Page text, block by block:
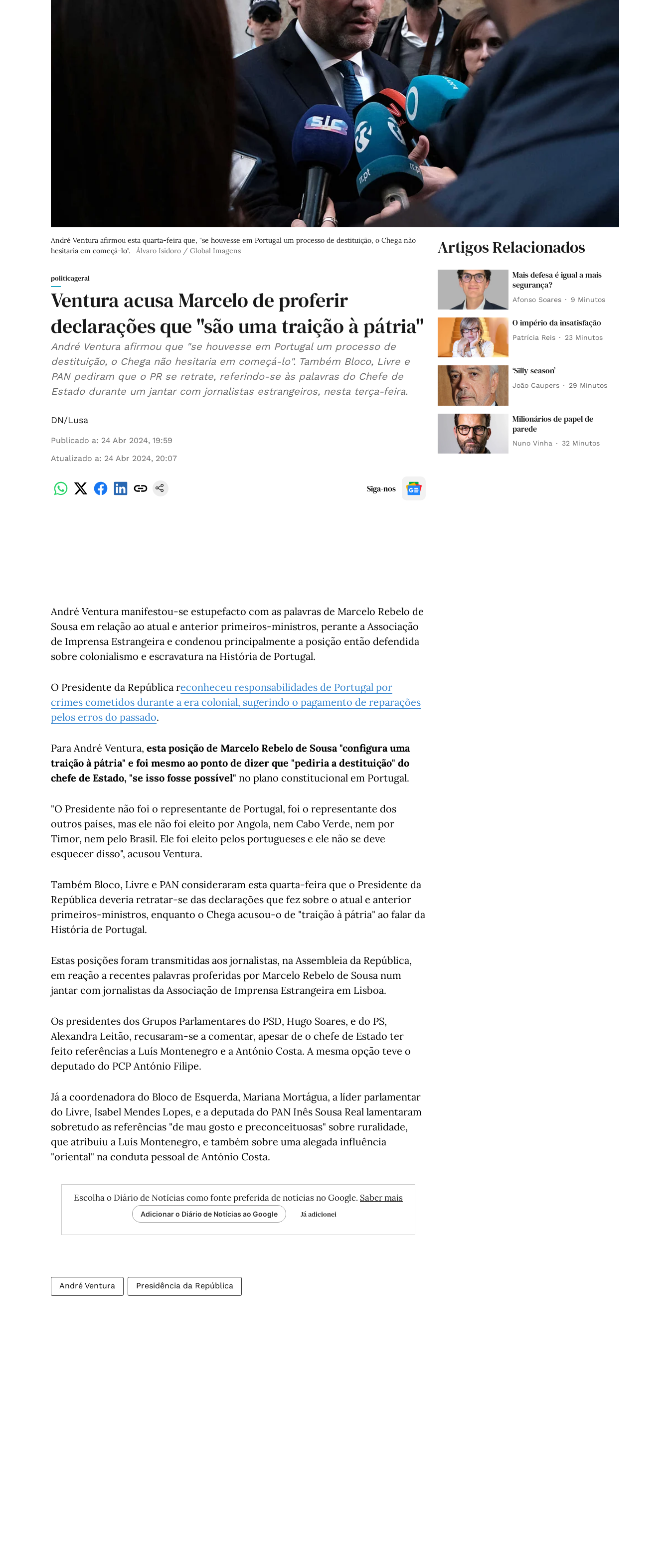
André Ventura afirmou esta quarta-feira que, "se houvesse em Portugal um processo de destituição, o Chega não
hesitaria em começá-lo".
Álvaro Isidoro / Global Imagens
politicageral
Ventura acusa Marcelo de proferir
declarações que "são uma traição à pátria"
André Ventura afirmou que "se houvesse em Portugal um processo de
destituição, o Chega não hesitaria em começá-lo". Também Bloco, Livre e
PAN pediram que o PR se retrate, referindo-se às palavras do Chefe de
Estado durante um jantar com jornalistas estrangeiros, nesta terça-feira.
DN/Lusa
Publicado a: 24 Abr 2024, 19:59
Atualizado a: 24 Abr 2024, 20:07
Siga-nos
André Ventura manifestou-se estupefacto com as palavras de Marcelo Rebelo de
Sousa em relação ao atual e anterior primeiros-ministros, perante a Associação
de Imprensa Estrangeira e condenou principalmente a posição então defendida
sobre colonialismo e escravatura na História de Portugal.
O Presidente da República reconheceu responsabilidades de Portugal por
crimes cometidos durante a era colonial, sugerindo o pagamento de reparações
pelos erros do passado.
Para André Ventura, esta posição de Marcelo Rebelo de Sousa "configura uma
traição à pátria" e foi mesmo ao ponto de dizer que "pediria a destituição" do
chefe de Estado, "se isso fosse possível" no plano constitucional em Portugal.
"O Presidente não foi o representante de Portugal, foi o representante dos
outros países, mas ele não foi eleito por Angola, nem Cabo Verde, nem por
Timor, nem pelo Brasil. Ele foi eleito pelos portugueses e ele não se deve
esquecer disso", acusou Ventura.
Também Bloco, Livre e PAN consideraram esta quarta-feira que o Presidente da
República deveria retratar-se das declarações que fez sobre o atual e anterior
primeiros-ministros, enquanto o Chega acusou-o de "traição à pátria" ao falar da
História de Portugal.
Estas posições foram transmitidas aos jornalistas, na Assembleia da República,
em reação a recentes palavras proferidas por Marcelo Rebelo de Sousa num
jantar com jornalistas da Associação de Imprensa Estrangeira em Lisboa.
Os presidentes dos Grupos Parlamentares do PSD, Hugo Soares, e do PS,
Alexandra Leitão, recusaram-se a comentar, apesar de o chefe de Estado ter
feito referências a Luís Montenegro e a António Costa. A mesma opção teve o
deputado do PCP António Filipe.
Já a coordenadora do Bloco de Esquerda, Mariana Mortágua, a líder parlamentar
do Livre, Isabel Mendes Lopes, e a deputada do PAN Inês Sousa Real lamentaram
sobretudo as referências "de mau gosto e preconceituosas" sobre ruralidade,
que atribuiu a Luís Montenegro, e também sobre uma alegada influência
"oriental" na conduta pessoal de António Costa.
Escolha o Diário de Notícias como fonte preferida de notícias no Google. Saber mais
Adicionar o Diário de Notícias ao Google Já adicionei
André Ventura Presidência da República
Artigos Relacionados
Mais defesa é igual a mais
segurança?
Afonso Soares 9 Minutos
O império da insatisfação
Patrícia Reis 23 Minutos
‘Silly season’
João Caupers 29 Minutos
Milionários de papel de
parede
Nuno Vinha 32 Minutos